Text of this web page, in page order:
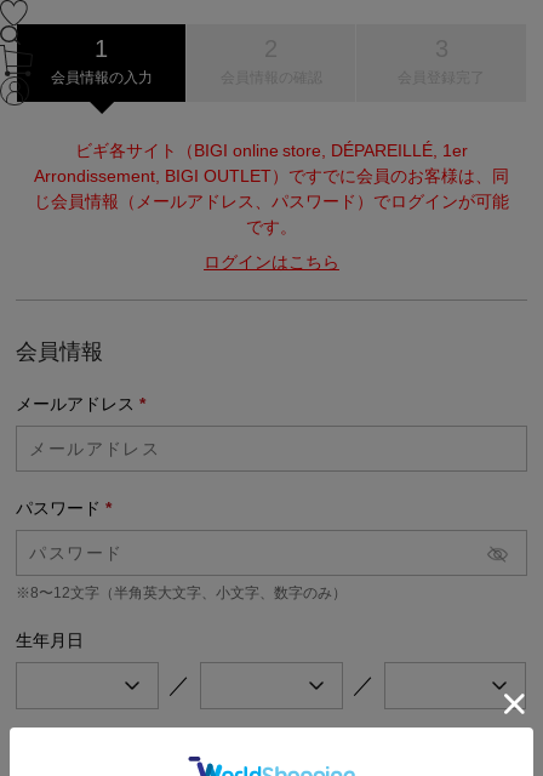
会員情報の入力
ビギ各サイト（BIGI online store, DÉPAREILLÉ, 1er
Arrondissement, BIGI OUTLET）ですでに会員のお客様は、同
じ会員情報（メールアドレス、パスワード）でログインが可能
です。
ログインはこちら
会員情報
メールアドレス *
パスワード *
※8〜12文字（半角英大文字、小文字、数字のみ）
生年月日
／ ／